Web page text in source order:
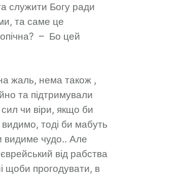
служити Богу ради
та саме це
– Бо цей
жаль, нема також ,
та підтримували
чи віри, якщо би
тоді би мабуть
видиме чудо.. Але
від рабства
щоби прогодувати, в